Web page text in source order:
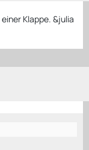
Klappe. &julia